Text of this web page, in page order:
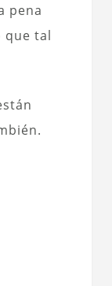
pena
que tal